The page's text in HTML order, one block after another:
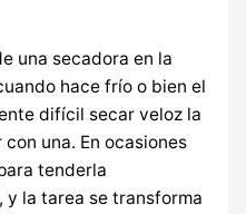
una secadora en la
hace frío o bien el
difícil secar veloz la
una. En ocasiones
tenderla
y la tarea se transforma